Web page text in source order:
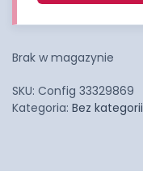
Brak w magazynie
SKU: Config 33329869
Kategoria: Bez kategorii